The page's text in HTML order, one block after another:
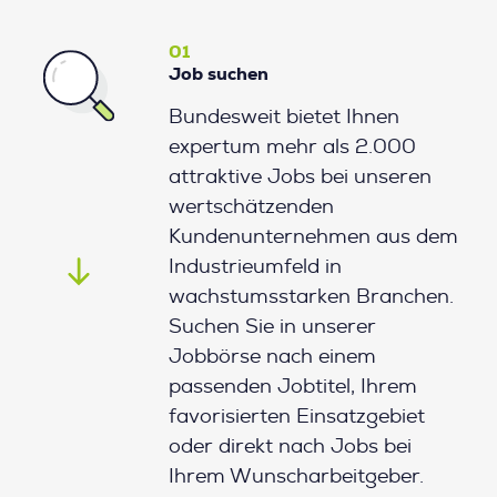
01
Job suchen
Bundesweit bietet Ihnen
expertum mehr als 2.000
attraktive Jobs bei unseren
wertschätzenden
Kundenunternehmen aus dem
Industrieumfeld in
wachstumsstarken Branchen.
Suchen Sie in unserer
Jobbörse nach einem
passenden Jobtitel, Ihrem
favorisierten Einsatzgebiet
oder direkt nach Jobs bei
Ihrem Wunscharbeitgeber.